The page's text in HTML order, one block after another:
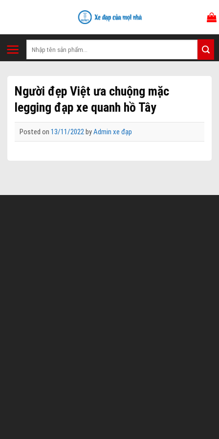
Tìm
kiếm:
Người đẹp Việt ưa chuộng mặc
legging đạp xe quanh hồ Tây
Posted on 13/11/2022byAdmin xe đạp